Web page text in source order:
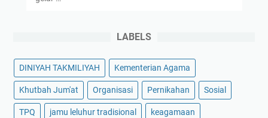
LABELS
DINIYAH TAKMILIYAH Kementerian Agama
Khutbah Jum'at Organisasi Pernikahan Sosial
TPQ jamu leluhur tradisional keagamaan